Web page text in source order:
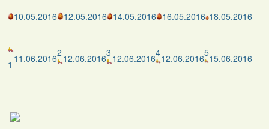
10.05.2016 12.05.2016 14.05.2016 16.05.2016 18.05.2016
1 11.06.20162 12.06.20163 12.06.2016412.06.2016515.06.2016